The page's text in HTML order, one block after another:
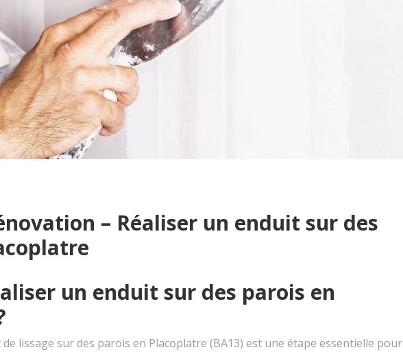
– Réaliser un enduit sur des
un enduit sur des parois en
de lissage sur des parois en Placoplatre (BA13) est une étape essentielle pour